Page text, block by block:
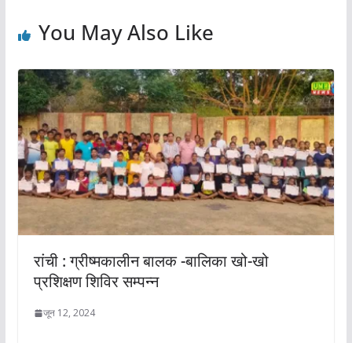
You May Also Like
रांची : ग्रीष्मकालीन बालक -बालिका खो-खो
प्रशिक्षण शिविर सम्पन्न
जून 12, 2024